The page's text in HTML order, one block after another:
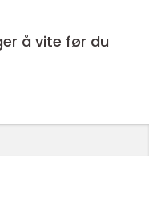
å vite før du